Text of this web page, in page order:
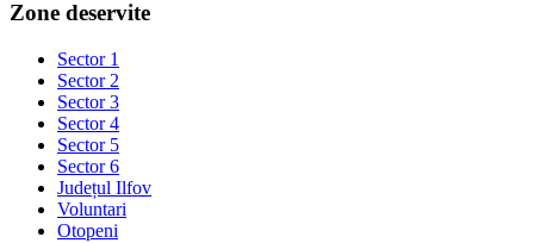
Zone deservite
Sector 1
Sector 2
Sector 3
Sector 4
Sector 5
Sector 6
Județul Ilfov
Voluntari
Otopeni